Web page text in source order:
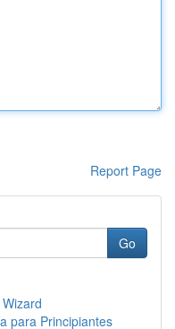
Report Page
Go
para Principiantes